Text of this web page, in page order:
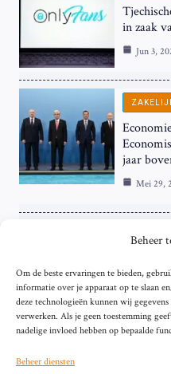
Beheer
Om de beste ervaringen te bieden,
informatie over je apparaat op te slaan
deze technologieën kunnen wij
verwerken. Als je geen toestemming
nadelige invloed hebben op bepaalde
Beheer diensten
in zaak
Jun 3,
jaar
Mei 29,
ZAKELIJK
van de
Mei 29,